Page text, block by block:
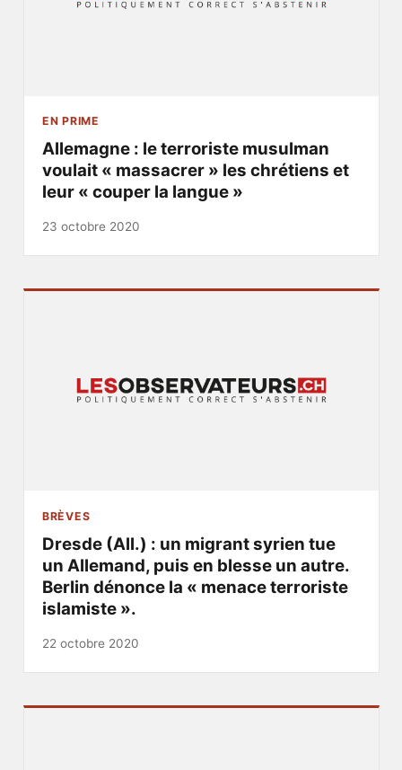
EN PRIME
Allemagne : le terroriste musulman
voulait « massacrer » les chrétiens et
leur « couper la langue »
23 octobre 2020
BRÈVES
Dresde (All.) : un migrant syrien tue
un Allemand, puis en blesse un autre.
Berlin dénonce la « menace terroriste
islamiste ».
22 octobre 2020